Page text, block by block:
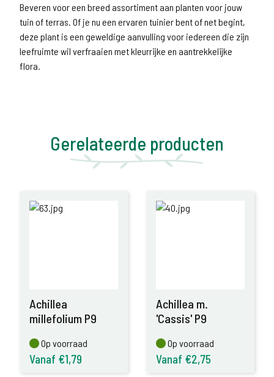
Beveren voor een breed assortiment aan planten voor jouw
tuin of terras. Of je nu een ervaren tuinier bent of net begint,
deze plant is een geweldige aanvulling voor iedereen die zijn
leefruimte wil verfraaien met kleurrijke en aantrekkelijke
flora.
Gerelateerde producten
Achillea
millefolium P9
Op voorraad
Op voorraad
Vanaf €1,79
Achillea m.
'Cassis' P9
Op voorraad
Op voorraad
Vanaf €2,75